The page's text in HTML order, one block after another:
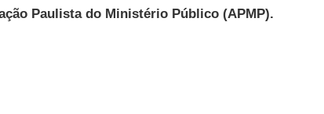
Paulista do Ministério Público (APMP).